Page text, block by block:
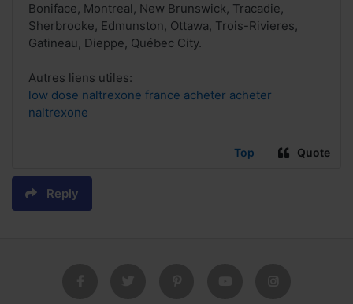
Boniface, Montreal, New Brunswick, Tracadie,
Sherbrooke, Edmunston, Ottawa, Trois-Rivieres,
Gatineau, Dieppe, Québec City.
Autres liens utiles:
low dose naltrexone france acheter acheter
naltrexone
Top Quote
Reply